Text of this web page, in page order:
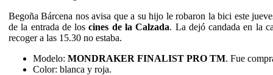
Begoña Bárcena nos avisa que a su hijo le robaron la bici este
de la entrada de loscines de la Calzada. La dejó candada en la
recoger a las 15.30 no estaba.
Modelo: MONDRAKER FINALIST PRO TM. Fue
Color: blanca y roja.